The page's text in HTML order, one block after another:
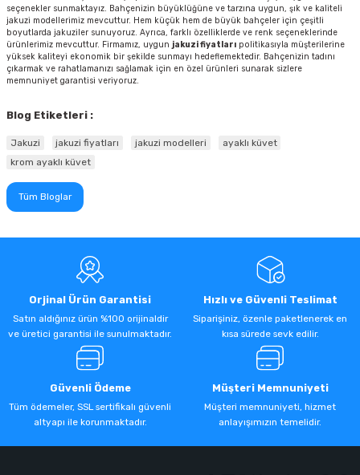
seçenekler sunmaktayız. Bahçenizin büyüklüğüne ve tarzına uygun, şık ve kaliteli
jakuzi modellerimiz mevcuttur. Hem küçük hem de büyük bahçeler için çeşitli
boyutlarda jakuziler sunuyoruz. Ayrıca, farklı özelliklerde ve renk seçeneklerinde
ürünlerimiz mevcuttur. Firmamız, uygun jakuzi fiyatları politikasıyla müşterilerine
yüksek kaliteyi ekonomik bir şekilde sunmayı hedeflemektedir. Bahçenizin tadını
çıkarmak ve rahatlamanızı sağlamak için en özel ürünleri sunarak sizlere
memnuniyet garantisi veriyoruz.
Blog Etiketleri :
Jakuzi jakuzi fiyatları jakuzi modelleri
ayaklı küvet
krom ayaklı küvet
Tüm Bloglar
Orjinal Ürün Garantisi
Satın aldığınız ürün %100 orijinaldir
ve üretici garantisi ile sunulmaktadır.
Hızlı ve Güvenli Teslimat
Siparişiniz, özenle paketlenerek en
kısa sürede sevk edilir.
Güvenli Ödeme
Tüm ödemeler, SSL sertifikalı güvenli
altyapı ile korunmaktadır.
Müşteri Memnuniyeti
Müşteri memnuniyeti, hizmet
anlayışımızın temelidir.